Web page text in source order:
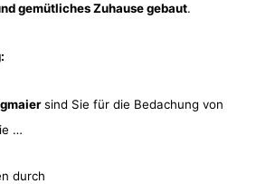
gemütliches Zuhause gebaut.
sind Sie für die Bedachung von
…
durch